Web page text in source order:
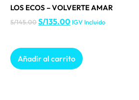
LOS ECOS – VOLVERTE AMAR
S/145.00S/135.00 IGV Incluido
Añadir al carrito